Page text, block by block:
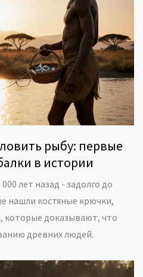
рыбу: первые
в истории
лет назад - задолго до
нашли костяные крючки,
которые доказывают, что
древних людей.